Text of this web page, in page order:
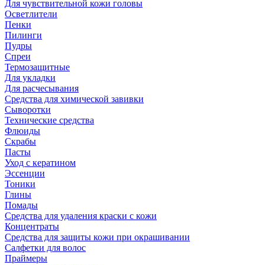
Для чувствительной кожи головы
Осветлители
Пенки
Пилинги
Пудры
Спреи
Термозащитные
Для укладки
Для расчесывания
Средства для химической завивки
Сыворотки
Технические средства
Флюиды
Скрабы
Пасты
Уход с кератином
Эссенции
Тоники
Глины
Помады
Средства для удаления краски с кожи
Концентраты
Средства для защиты кожи при окрашивании
Салфетки для волос
Праймеры